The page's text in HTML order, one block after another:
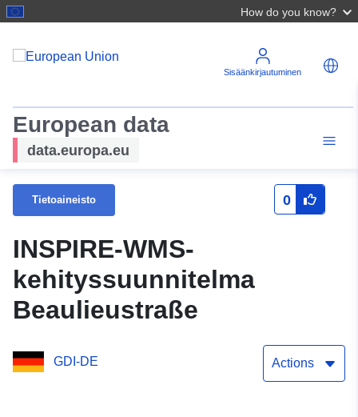
How do you know?
Sisäänkirjautuminen
European data
data.europa.eu
Tietoaineisto 0
INSPIRE-WMS-
kehityssuunnitelma
Beaulieustraße
GDI-DE Actions